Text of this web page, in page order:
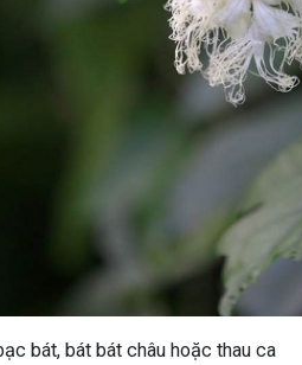
bát, bát bát châu hoặc thau ca